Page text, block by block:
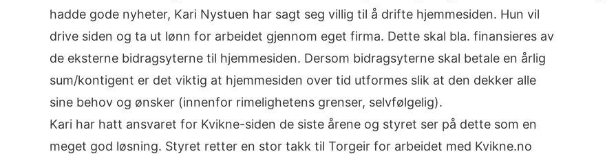
hadde gode nyheter, Kari Nystuen har sagt seg villig til å drifte hjemmesiden. Hun vil
drive siden og ta ut lønn for arbeidet gjennom eget firma. Dette skal bla. finansieres av
de eksterne bidragsyterne til hjemmesiden. Dersom bidragsyterne skal betale en årlig
sum/kontigent er det viktig at hjemmesiden over tid utformes slik at den dekker alle
sine behov og ønsker (innenfor rimelighetens grenser, selvfølgelig).
Kari har hatt ansvaret for Kvikne-siden de siste årene og styret ser på dette som en
meget god løsning. Styret retter en stor takk til Torgeir for arbeidet med Kvikne.no